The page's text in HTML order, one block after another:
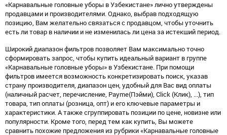
«Карнавальные головные уборы в Узбекистане» лично утверждены
продавцами и производителями. Однако, выбрав подходящую
позицию, Вам желательно связаться с продавцом, чтобы уточнить
есть ли товар в наличии и не изменилась ли цена за истекший период.
Широкий диапазон фильтров позволяет Вам максимально точно
сформировать запрос, чтобы купить идеальный вариант в группе
«Карнавальные головные уборы» в Узбекистане. При помощи
фильтров имеется возможность конкретизировать поиск, указав
страну производителя, диапазон цен, удобный для Вас вид оплаты
(наличный расчет, перечисление, Payme(Пэйми), Click (Клик), ...), тип
товара, тип оплаты (розница, опт) и его ключевые параметры и
характеристики. А также сгруппировать позиции по цене, новизне или
популярности. Кроме того, перед тем как купить, Вы можете
сравнить похожие предложения из рубрики «Карнавальные головные